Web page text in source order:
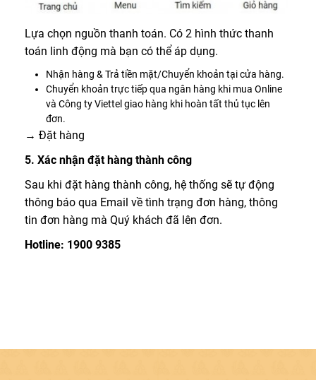
Lựa chọn nguồn thanh toán. Có 2 hình thức thanh
toán linh động mà bạn có thể áp dụng.
Nhận hàng & Trả tiền mặt/Chuyển khoản tại cửa hàng.
Chuyển khoản trực tiếp qua ngân hàng khi mua Online
và Công ty Viettel giao hàng khi hoàn tất thủ tục lên
đơn.
→ Đặt hàng
5. Xác nhận đặt hàng thành công
Sau khi đặt hàng thành công, hệ thống sẽ tự động
thông báo qua Email về tình trạng đơn hàng, thông
tin đơn hàng mà Quý khách đã lên đơn.
Hotline: 1900 9385